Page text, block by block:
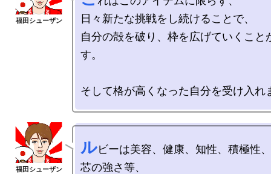
日々新たな挑戦をし続けることで、
自分の殻を破り、枠を広げていくこと
す。
ルビーは美容、健康、知性、積極性
芯の強さ等、